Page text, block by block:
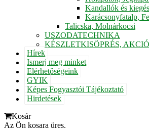
Kandallók és
Karácsonyfatalp,
Talicska, Molnárkocsi
USZODATECHNIKA
KÉSZLETKISÖPRÉS,
Hírek
Ismerj meg minket
Elérhetőségeink
GYIK
Képes Fogyasztói Tájékoztató
Hirdetések
Kosár
Az Ön kosara üres.